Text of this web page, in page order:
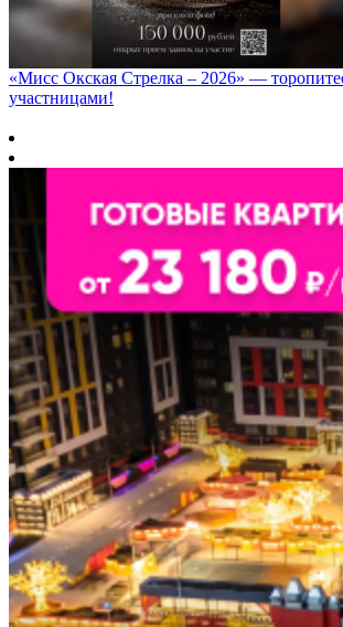
«Мисс Окская Стрелка – 2026» —
участницами!